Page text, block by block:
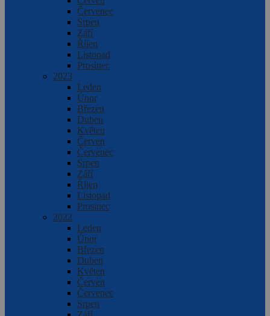
Červenec
Srpen
Září
Říjen
Listopad
Prosinec
2023
Leden
Únor
Březen
Duben
Květen
Červen
Červenec
Srpen
Září
Říjen
Listopad
Prosinec
2022
Leden
Únor
Březen
Duben
Květen
Červen
Červenec
Srpen